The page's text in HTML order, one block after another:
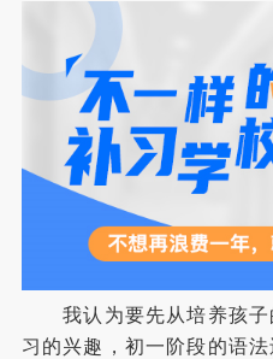
我认为要先从培养孩子
习的兴趣，初一阶段的语